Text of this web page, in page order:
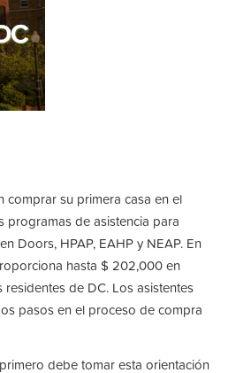
comprar su primera casa en el
programas de asistencia para
Doors, HPAP, EAHP y NEAP. En
hasta $ 202,000 en
de DC. Los asistentes
pasos en el proceso de compra
debe tomar esta orientación